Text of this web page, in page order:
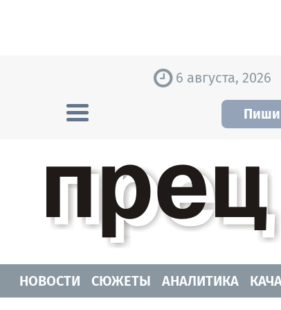
6 августа, 2026
Пиши
НОВОСТИ
СЮЖЕТЫ АНАЛИТИКА